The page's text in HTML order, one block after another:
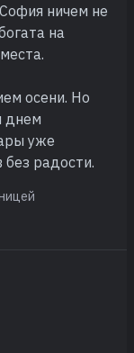
ничем не
на
осени. Но
днем
уже
радости.